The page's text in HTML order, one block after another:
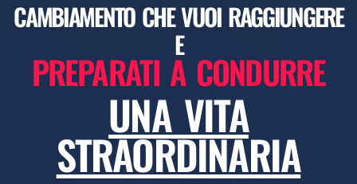
CAMBIAMENTO CHE VUOI RAGGIUNGERE
E
PREPARATI A CONDURRE
UNA VITA
STRAORDINARIA